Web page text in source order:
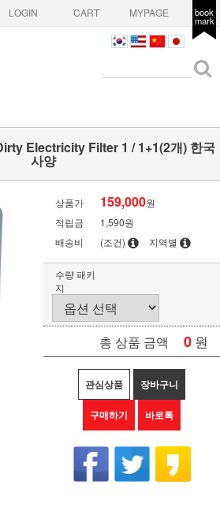
LOGIN CART MYPAGE book
mark
Electricity Filter 1 / 1+1(2개) 한국
사양
상품가 159,000원
적립금
1,590원
배송비
(조건) 지역별
수량 패키
지
총 상품 금액 0 원
관심상품 장바구니
구매하기 바로톡